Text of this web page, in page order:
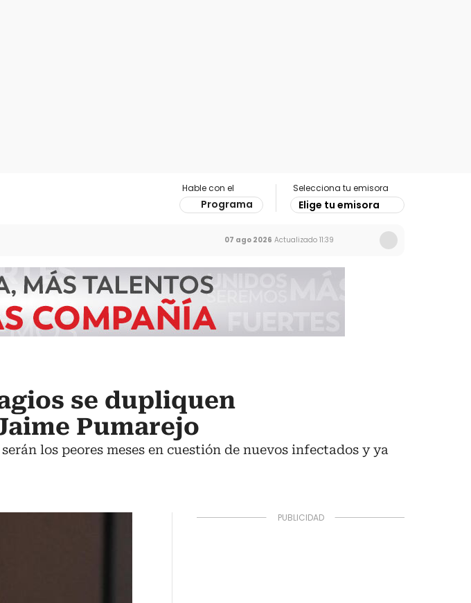
Hable con el
Programa
Selecciona tu emisora
Elige tu emisora
07 ago 2026 Actualizado 11:39
se dupliquen
Pumarejo
los peores meses en cuestión de nuevos infectados y ya